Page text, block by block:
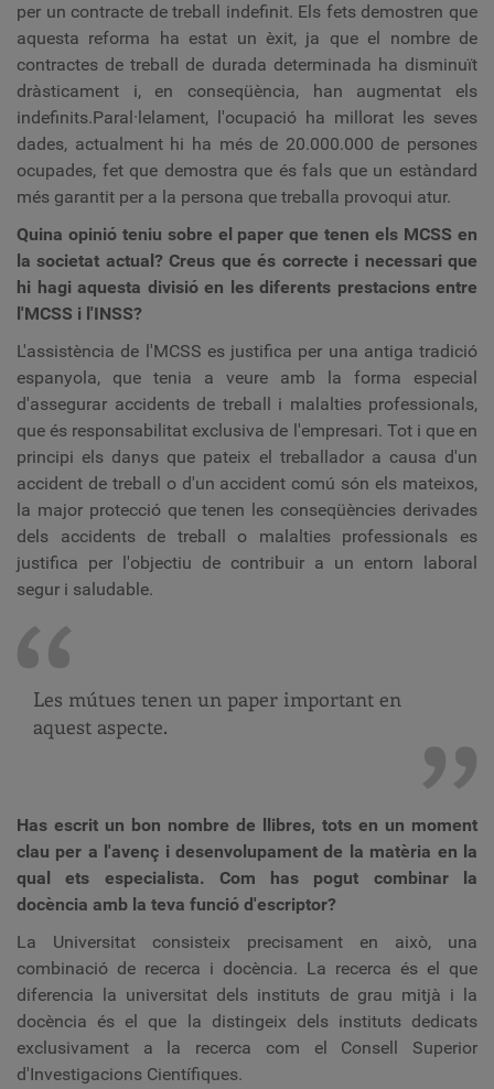
per un contracte de treball indefinit. Els fets demostren que
aquesta reforma ha estat un èxit, ja que el nombre de
contractes de treball de durada determinada ha disminuït
dràsticament i, en conseqüència, han augmentat els
indefinits.Paral·lelament, l'ocupació ha millorat les seves
dades, actualment hi ha més de 20.000.000 de persones
ocupades, fet que demostra que és fals que un estàndard
més garantit per a la persona que treballa provoqui atur.
Quina opinió teniu sobre el paper que tenen els MCSS en
la societat actual? Creus que és correcte i necessari que
hi hagi aquesta divisió en les diferents prestacions entre
l'MCSS i l'INSS?
L'assistència de l'MCSS es justifica per una antiga tradició
espanyola, que tenia a veure amb la forma especial
d'assegurar accidents de treball i malalties professionals,
que és responsabilitat exclusiva de l'empresari. Tot i que en
principi els danys que pateix el treballador a causa d'un
accident de treball o d'un accident comú són els mateixos,
la major protecció que tenen les conseqüències derivades
dels accidents de treball o malalties professionals es
justifica per l'objectiu de contribuir a un entorn laboral
segur i saludable.
Les mútues tenen un paper important en
aquest aspecte.
Has escrit un bon nombre de llibres, tots en un moment
clau per a l'avenç i desenvolupament de la matèria en la
qual ets especialista. Com has pogut combinar la
docència amb la teva funció d'escriptor?
La Universitat consisteix precisament en això, una
combinació de recerca i docència. La recerca és el que
diferencia la universitat dels instituts de grau mitjà i la
docència és el que la distingeix dels instituts dedicats
exclusivament a la recerca com el Consell Superior
d'Investigacions Científiques.